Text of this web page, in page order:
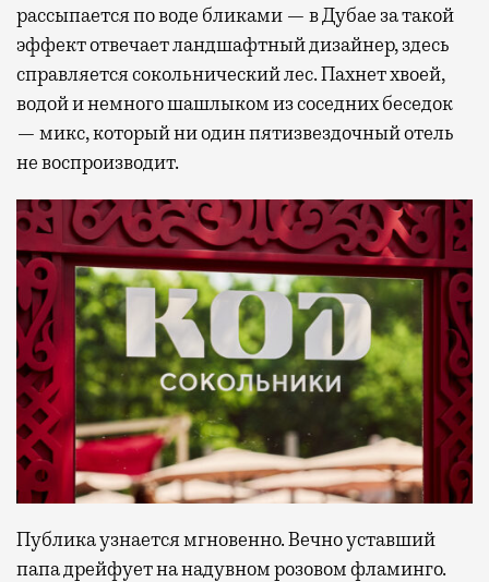
рассыпается по воде бликами — в Дубае за такой
эффект отвечает ландшафтный дизайнер, здесь
справляется сокольнический лес. Пахнет хвоей,
водой и немного шашлыком из соседних беседок
— микс, который ни один пятизвездочный отель
не воспроизводит.
Публика узнается мгновенно. Вечно уставший
папа дрейфует на надувном розовом фламинго.